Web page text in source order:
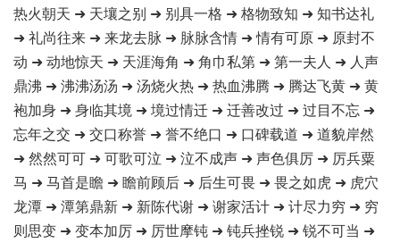
热火朝天 ➜ 天壤之别 ➜ 别具一格 ➜ 格物致知 ➜ 知书达礼
➜ 礼尚往来 ➜ 来龙去脉 ➜ 脉脉含情 ➜ 情有可原 ➜ 原封不
动 ➜ 动地惊天 ➜ 天涯海角 ➜ 角巾私第 ➜ 第一夫人 ➜ 人声
鼎沸 ➜ 沸沸汤汤 ➜ 汤烧火热 ➜ 热血沸腾 ➜ 腾达飞黄 ➜ 黄
袍加身 ➜ 身临其境 ➜ 境过情迁 ➜ 迁善改过 ➜ 过目不忘 ➜
忘年之交 ➜ 交口称誉 ➜ 誉不绝口 ➜ 口碑载道 ➜ 道貌岸然
➜ 然然可可 ➜ 可歌可泣 ➜ 泣不成声 ➜ 声色俱厉 ➜ 厉兵粟
马 ➜ 马首是瞻 ➜ 瞻前顾后 ➜ 后生可畏 ➜ 畏之如虎 ➜ 虎穴
龙潭 ➜ 潭第鼎新 ➜ 新陈代谢 ➜ 谢家活计 ➜ 计尽力穷 ➜ 穷
则思变 ➜ 变本加厉 ➜ 厉世摩钝 ➜ 钝兵挫锐 ➜ 锐不可当 ➜